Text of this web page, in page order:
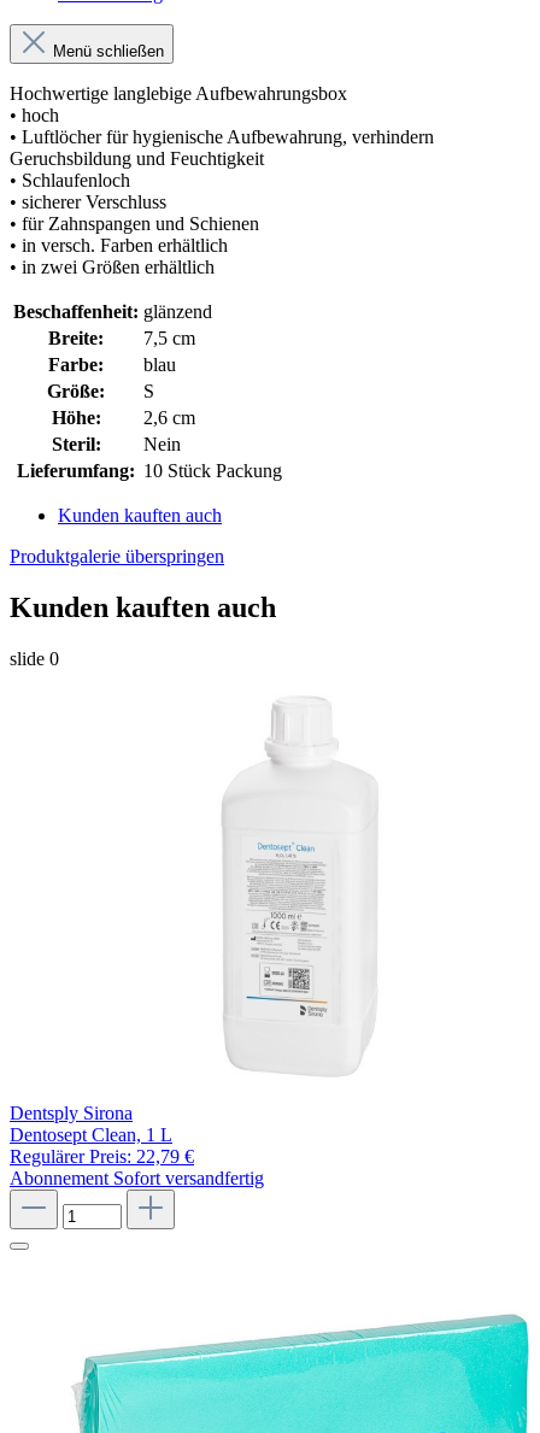
Menü schließen
Hochwertige langlebige Aufbewahrungsbox
• hoch
• Luftlöcher für hygienische Aufbewahrung, verhindern
Geruchsbildung und Feuchtigkeit
• Schlaufenloch
• sicherer Verschluss
• für Zahnspangen und Schienen
• in versch. Farben erhältlich
• in zwei Größen erhältlich
Beschaffenheit: glänzend
Breite:
7,5 cm
Farbe:
blau
Größe:
S
Höhe:
2,6 cm
Steril:
Nein
Lieferumfang: 10 Stück Packung
Kunden kauften auch
Produktgalerie überspringen
Kunden kauften auch
slide 0
Dentsply Sirona
Dentosept Clean, 1 L
Regulärer Preis: 22,79 €
Abonnement Sofort versandfertig